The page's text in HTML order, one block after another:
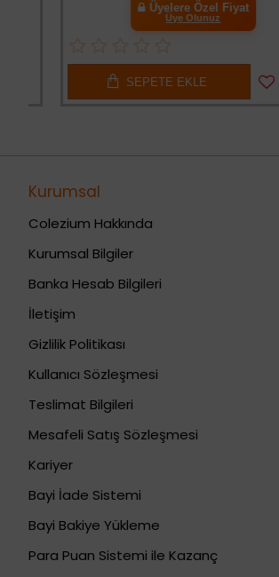
Üyelere Özel Fiyat
Üye Olunuz
SEPETE EKLE
Kurumsal
Colezium Hakkında
Kurumsal Bilgiler
Banka Hesab Bilgileri
İletişim
Gizlilik Politikası
Kullanıcı Sözleşmesi
Teslimat Bilgileri
Mesafeli Satış Sözleşmesi
Kariyer
Bayi İade Sistemi
Bayi Bakiye Yükleme
Para Puan Sistemi ile Kazanç